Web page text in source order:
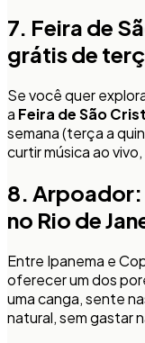
7. Feira de
grátis de
Se você quer
a Feira de São
semana (terça a
curtir música ao
8. Arpoador:
no Rio de
Entre Ipanema e
oferecer um dos
uma canga, sente
natural, sem gastar